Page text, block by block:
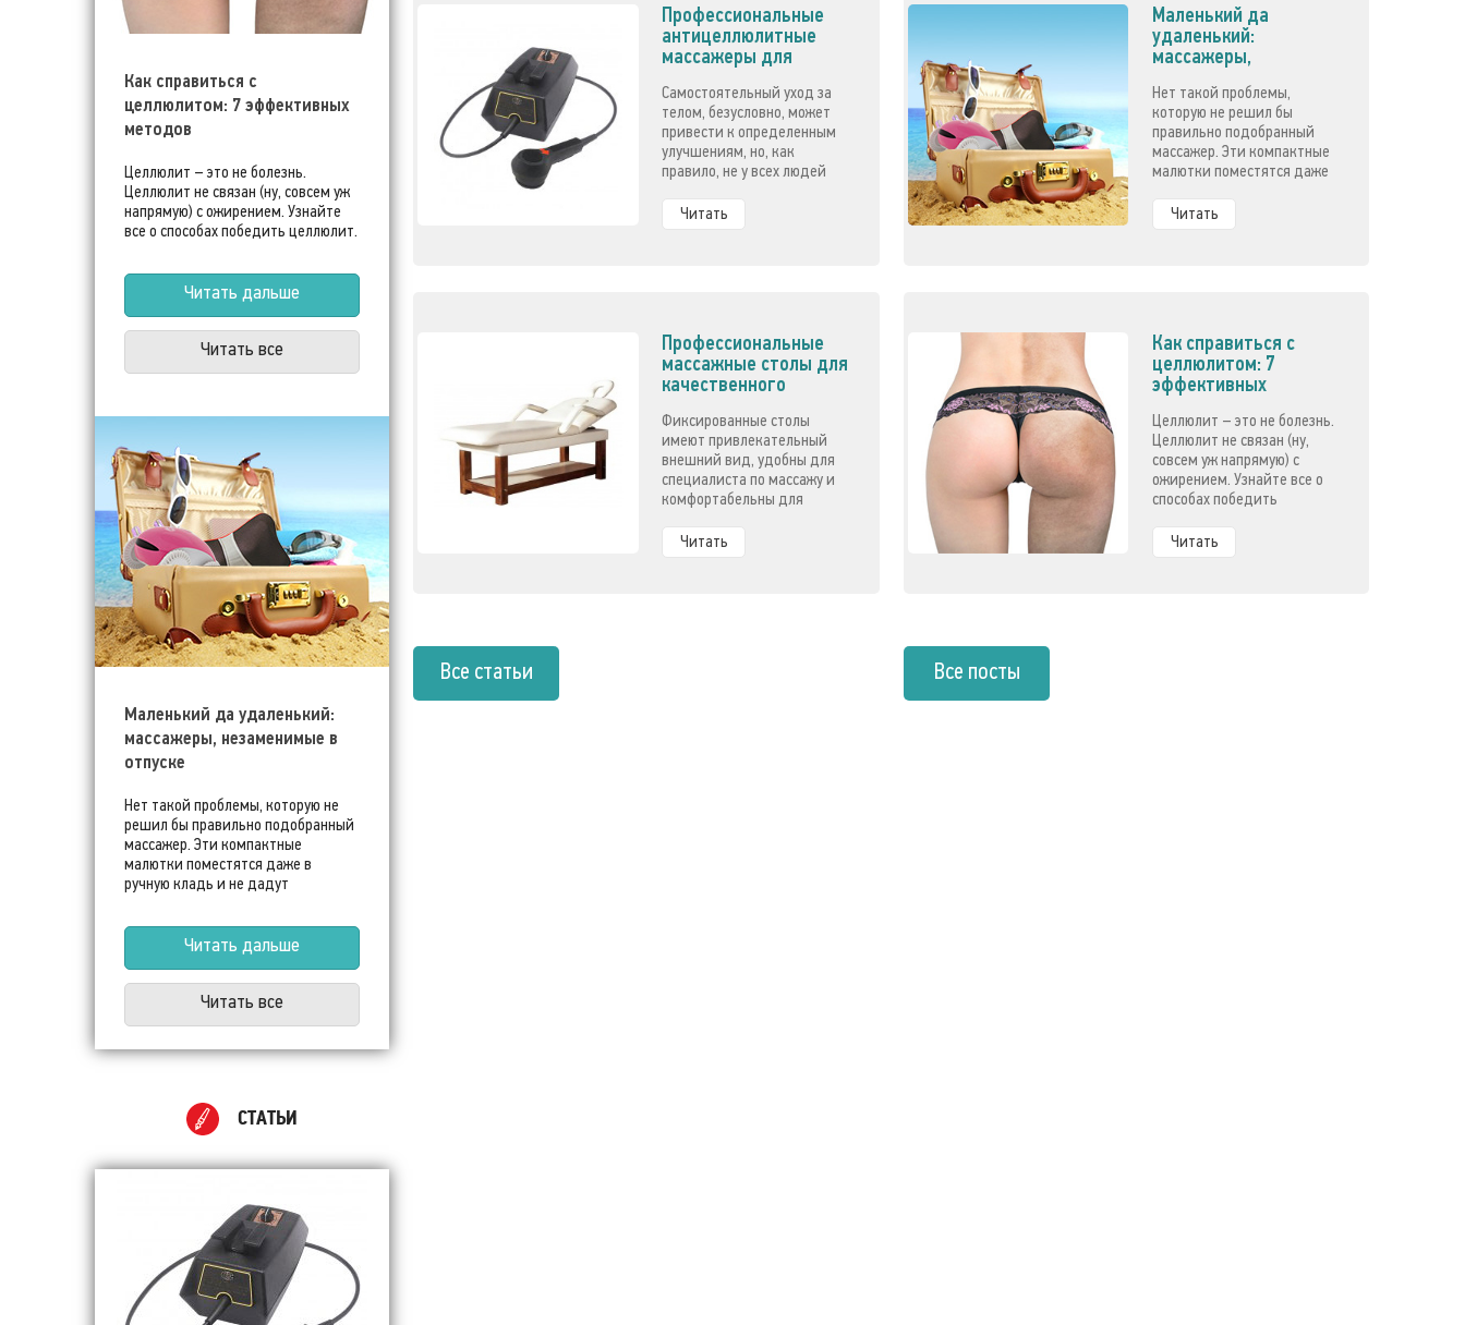
Как справиться с
целлюлитом: 7 эффективных
методов
Целлюлит – это не болезнь.
Целлюлит не связан (ну, совсем уж
напрямую) с ожирением. Узнайте
все о способах победить целлюлит.
Читать дальше
Читать все
Маленький да удаленький:
массажеры, незаменимые в
отпуске
Нет такой проблемы, которую не
решил бы правильно подобранный
массажер. Эти компактные
малютки поместятся даже в
ручную кладь и не дадут
Читать дальше
Читать все
СТАТЬИ
Профессиональные
антицеллюлитные
массажеры для
Самостоятельный уход за
телом, безусловно, может
привести к определенным
улучшениям, но, как
правило, не у всех людей
и сил на достижение
стойкого результата.
Читать
Профессиональные
массажные столы для
качественного
Фиксированные столы
имеют привлекательный
внешний вид, удобны для
специалиста по массажу и
комфортабельны для
долговечны и не сложны в
эксплуатации.
Читать
Все статьи
Маленький да
удаленький:
массажеры,
отпуске
Нет такой проблемы,
которую не решил бы
правильно подобранный
массажер. Эти компактные
малютки поместятся даже
испортить отпуск!
Читать
Как справиться с
целлюлитом: 7
эффективных
Целлюлит – это не болезнь.
Целлюлит не связан (ну,
совсем уж напрямую) с
ожирением. Узнайте все о
способах победить
Читать
Все посты